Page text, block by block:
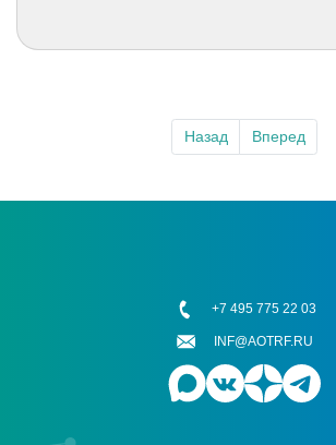
Назад Вперед
+7 495 775 22 03
INF@AOTRF.RU